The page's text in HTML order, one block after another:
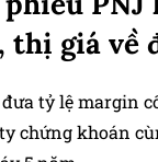
thị giá về
tỷ lệ margin
chứng khoán